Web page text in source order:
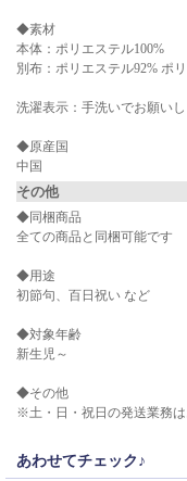
◆素材
本体：ポリエステル100%
別布：ポリエステル92% ポ
洗濯表示：手洗いでお願いし
◆原産国
中国
その他
◆同梱商品
全ての商品と同梱可能です
◆用途
初節句、百日祝い など
◆対象年齢
新生児～
◆その他
※土・日・祝日の発送業務は
あわせてチェック♪